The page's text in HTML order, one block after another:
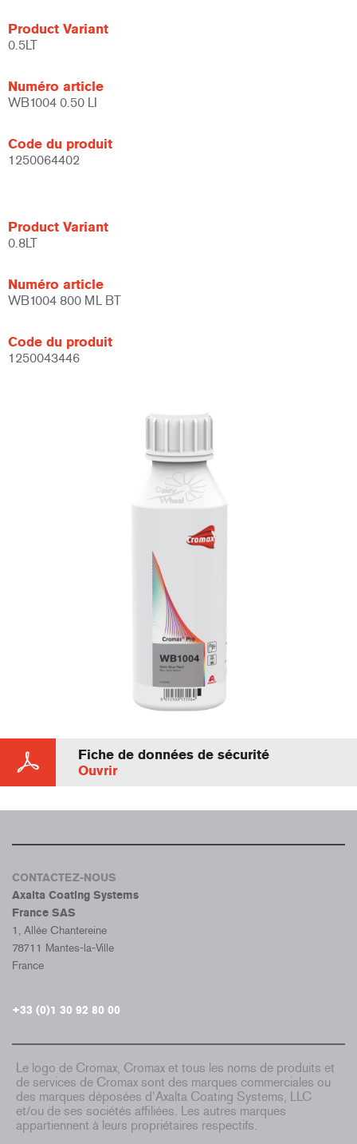
Product Variant
0.5LT
Numéro article
WB1004 0.50 LI
Code du produit
1250064402
Product Variant
0.8LT
Numéro article
WB1004 800 ML BT
Code du produit
1250043446
Fiche de données de sécurité
Ouvrir
CONTACTEZ-NOUS
Axalta Coating Systems
France SAS
1, Allée Chantereine
78711 Mantes-la-Ville
France
+33 (0)1 30 92 80 00
Le logo de Cromax, Cromax et tous les noms de produits et
de services de Cromax sont des marques commerciales ou
des marques déposées d’Axalta Coating Systems, LLC
et/ou de ses sociétés affiliées. Les autres marques
appartiennent à leurs propriétaires respectifs.